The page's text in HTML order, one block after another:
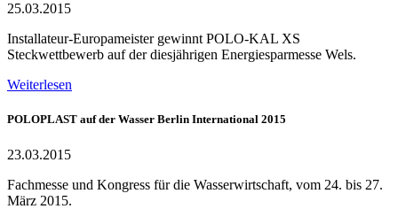
25.03.2015
Installateur-Europameister gewinnt POLO-KAL XS
Steckwettbewerb auf der diesjährigen Energiesparmesse Wels.
Weiterlesen
POLOPLAST auf der Wasser Berlin International 2015
23.03.2015
Fachmesse und Kongress für die Wasserwirtschaft, vom 24. bis 27.
März 2015.